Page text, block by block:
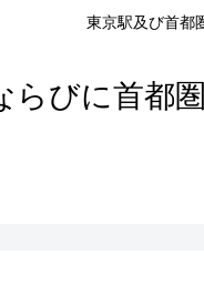
東京駅及び首都
らびに首都